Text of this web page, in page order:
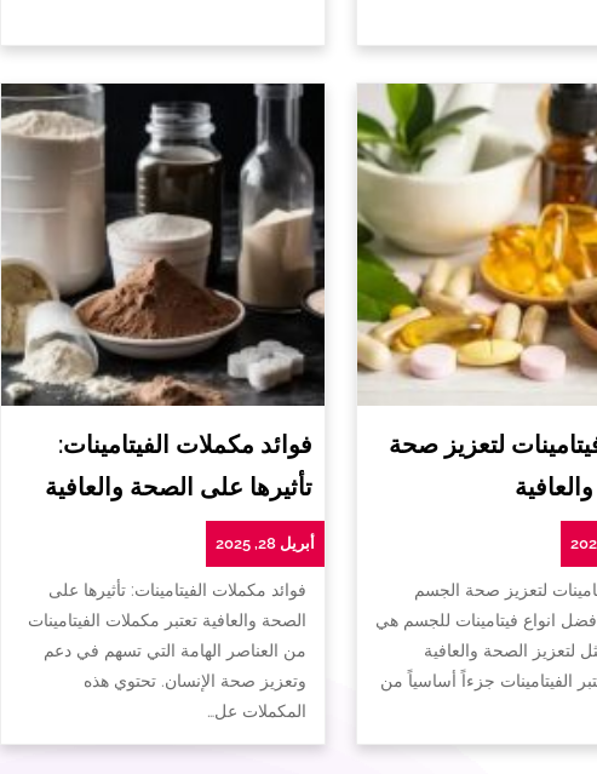
لتعزيز صحة
لتعزيز صحة الجسم
افضل انواع فيتامينات للجسم هي
لتعزيز الصحة والعافية
الفيتامينات جزءاً أساسياً من
فوائد مكملات الفيتامينات:
تأثيرها على الصحة والعافية
أبريل 28, 2025
فوائد مكملات الفيتامينات: تأثيرها على
الصحة والعافية تعتبر مكملات الفيتامينات
من العناصر الهامة التي تسهم في دعم
وتعزيز صحة الإنسان. تحتوي هذه
المكملات عل…